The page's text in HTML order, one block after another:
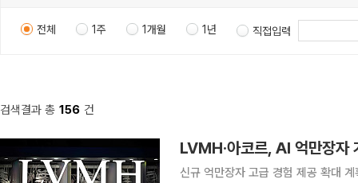
전체 1주 1개월 1년 직접입력
검색결과 총 156 건
LVMH·아코르, AI 억만장자
신규 억만장자 고급 경험 제공 확대